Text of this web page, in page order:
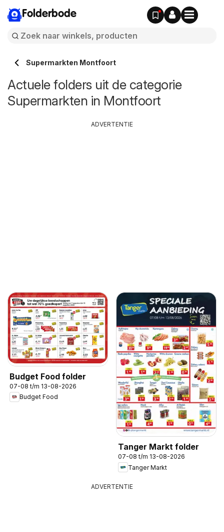
Folderbode
Supermarkten Montfoort
Actuele folders uit de categorie
Supermarkten in Montfoort
Budget Food folder
07-08 t/m 13-08-2026
Budget Food
Tanger Markt folder
07-08 t/m 13-08-2026
Tanger Markt
ADVERTENTIE
ADVERTENTIE